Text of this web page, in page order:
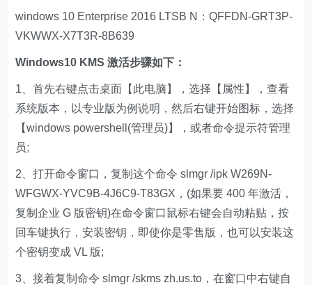
windows 10 Enterprise 2016 LTSB N：QFFDN-GRT3P-
VKWWX-X7T3R-8B639
Windows10 KMS 激活步骤如下：
1、首先右键点击桌面【此电脑】，选择【属性】，查看
系统版本，以专业版为例说明，然后右键开始图标，选择
【windows powershell(管理员)】，或者命令提示符管理
员;
2、打开命令窗口，复制这个命令 slmgr /ipk W269N-
WFGWX-YVC9B-4J6C9-T83GX，(如果要 400 年激活，
复制企业 G 版密钥)在命令窗口鼠标右键会自动粘贴，按
回车键执行，安装密钥，即使你是零售版，也可以安装这
个密钥变成 VL 版;
3、接着复制命令 slmgr /skms zh.us.to，在窗口中右键自